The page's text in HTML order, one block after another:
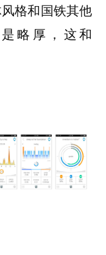
格和国铁其他
略厚，这和